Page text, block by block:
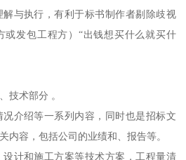
与执行，有利于标书制作者剔除歧视
或发包工程方）“出钱想买什么就买什
技术部分 。
介绍等一系列内容，同时也是招标文
内容，包括公司的业绩和、报告等。
计和施工方案等技术方案，工程量清